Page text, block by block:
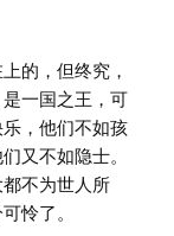
的，但终究，
一国之王，可
，他们不如孩
又不如隐士。
不为世人所
怜了。